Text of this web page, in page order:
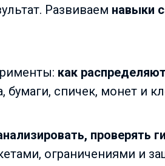
Развиваем навыки
как
бумаги, спичек, монет и
проверять
ограничениями и